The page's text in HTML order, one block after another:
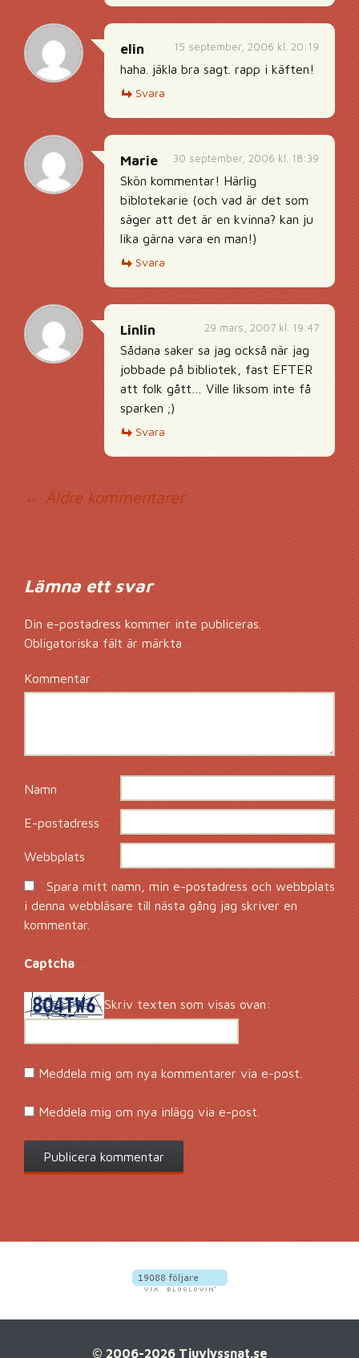
15 september, 2006 kl. 20:19
elin
haha. jäkla bra sagt. rapp i käften!
Svara
30 september, 2006 kl. 18:39
Marie
Skön kommentar! Härlig
biblotekarie (och vad är det som
säger att det är en kvinna? kan ju
lika gärna vara en man!)
Svara
29 mars, 2007 kl. 19:47
Linlin
Sådana saker sa jag också när jag
jobbade på bibliotek, fast EFTER
att folk gått… Ville liksom inte få
sparken ;)
Svara
← Äldre kommentarer
Lämna ett svar
Din e-postadress kommer inte publiceras.
Obligatoriska fält är märkta*
Kommentar*
Namn *
E-postadress*
Webbplats
Spara mitt namn, min e-postadress och webbplats
i denna webbläsare till nästa gång jag skriver en
kommentar.
Captcha*
Skriv texten som visas ovan:
Meddela mig om nya kommentarer via e-post.
Meddela mig om nya inlägg via e-post.
© 2006-2026 Tjuvlyssnat.se